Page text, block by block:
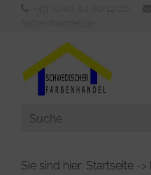
Sie sind hier: Startseite ->